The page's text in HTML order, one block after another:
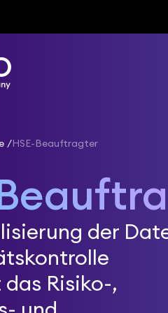
HSE-Beauftragter
der
Risiko-,